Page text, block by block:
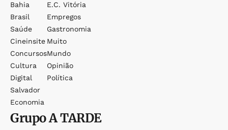
Bahia
Brasil
Saúde
Cineinsite
Concursos
Cultura
Digital
Salvador
Economia
E.c. Vitória
Empregos
Gastronomia
Muito
Mundo
Opinião
Política
GrupoA TARDE